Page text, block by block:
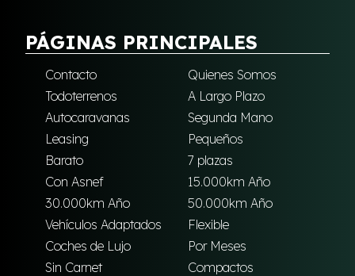
PÁGINAS PRINCIPALES
Contacto
Quienes Somos
Todoterrenos
A Largo Plazo
Autocaravanas
Segunda Mano
Leasing
Pequeños
Barato
7 plazas
Con Asnef
15.000km Año
30.000km Año
50.000km Año
Vehículos Adaptados
Flexible
Coches de Lujo
Por Meses
Sin Carnet
Compactos